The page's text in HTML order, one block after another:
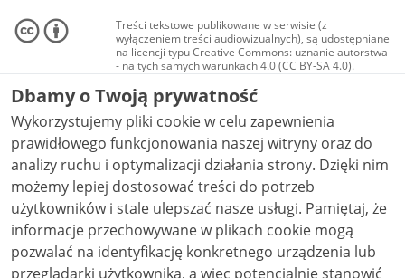
Treści tekstowe publikowane w serwisie (z
wyłączeniem treści audiowizualnych), są udostępniane
na licencji typu Creative Commons: uznanie autorstwa
- na tych samych warunkach 4.0 (CC BY-SA 4.0).
Materiały audiowizualne, w tym zdjęcia, materiały
audio i wideo, są udostępniane na licencji typu
Creative Commons: uznanie autorstwa użycie
niekomercyjne - bez utworów zależnych 4.0 (CC BY-
NC-ND 4.0), o ile nie jest to stwierdzone inaczej.
Dbamy o Twoją prywatność
Wykorzystujemy pliki cookie w celu zapewnienia
prawidłowego funkcjonowania naszej witryny oraz do
analizy ruchu i optymalizacji działania strony. Dzięki nim
możemy lepiej dostosować treści do potrzeb
użytkowników i stale ulepszać nasze usługi. Pamiętaj, że
informacje przechowywane w plikach cookie mogą
pozwalać na identyfikację konkretnego urządzenia lub
przeglądarki użytkownika, a więc potencjalnie stanowić